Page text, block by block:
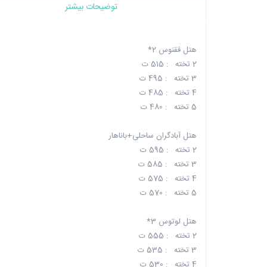
توضیحات بیشتر
هتل ققنوس 2*
2 تخته : 515 ت
3 تخته : 495 ت
4 تخته : 485 ت
5 تخته : 480 ت
هتل آبادگران ساحلی+باناهار
2 تخته : 595 ت
3 تخته : 585 ت
4 تخته : 575 ت
5 تخته : 570 ت
هتل لوتوس 3*
2 تخته : 555 ت
3 تخته : 535 ت